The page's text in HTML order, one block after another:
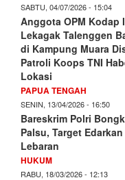
SABTU, 04/07/2026 - 15:04
Anggota OPM Kodap
Lekagak Talenggen
di Kampung Muara
Patroli Koops TNI
Lokasi
PAPUA TENGAH
SENIN, 13/04/2026 - 16:50
Bareskrim Polri
Palsu, Target
Lebaran
HUKUM
RABU, 18/03/2026 - 12:13